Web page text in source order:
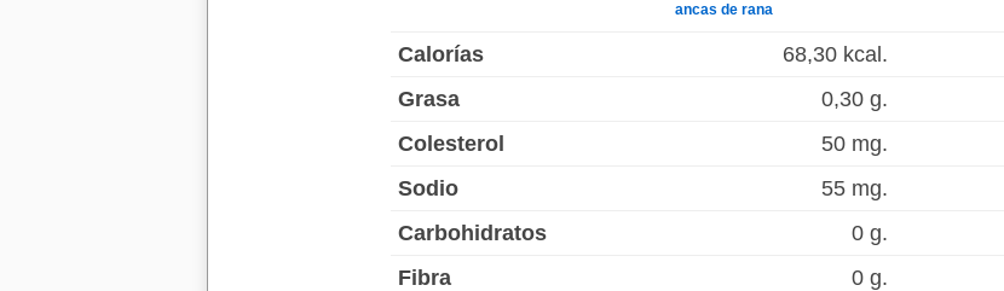
ancas de rana
Calorías 68,30 kcal.
Grasa
0,30 g.
Colesterol
50 mg.
Sodio
55 mg.
Carbohidratos
0 g.
Fibra
0 g.